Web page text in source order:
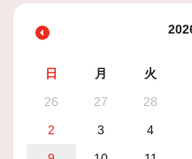
日 月 火
26
27 28
2
3 4